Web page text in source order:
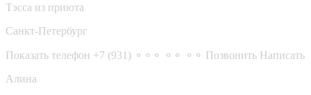
Тэсса из приюта
Санкт-Петербург
Показать телефон +7 (931) ⚬⚬⚬ ⚬⚬ ⚬⚬ Позвонить Написать
Алина